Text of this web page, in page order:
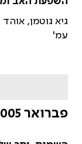
גיא גוטמן, אוהד
עמ'
פברואר 2005